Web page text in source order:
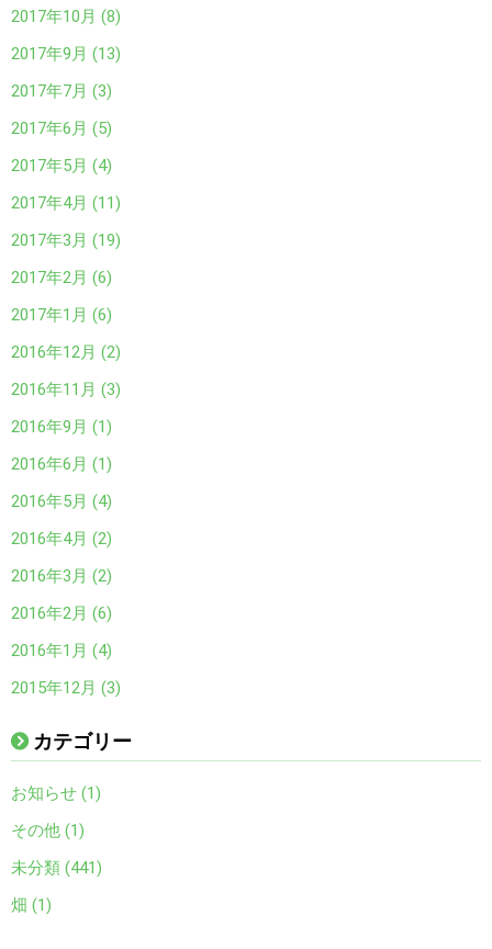
2017年10月 (8)
2017年9月 (13)
2017年7月 (3)
2017年6月 (5)
2017年5月 (4)
2017年4月 (11)
2017年3月 (19)
2017年2月 (6)
2017年1月 (6)
2016年12月 (2)
2016年11月 (3)
2016年9月 (1)
2016年6月 (1)
2016年5月 (4)
2016年4月 (2)
2016年3月 (2)
2016年2月 (6)
2016年1月 (4)
2015年12月 (3)
カテゴリー
お知らせ (1)
その他 (1)
未分類 (441)
畑 (1)